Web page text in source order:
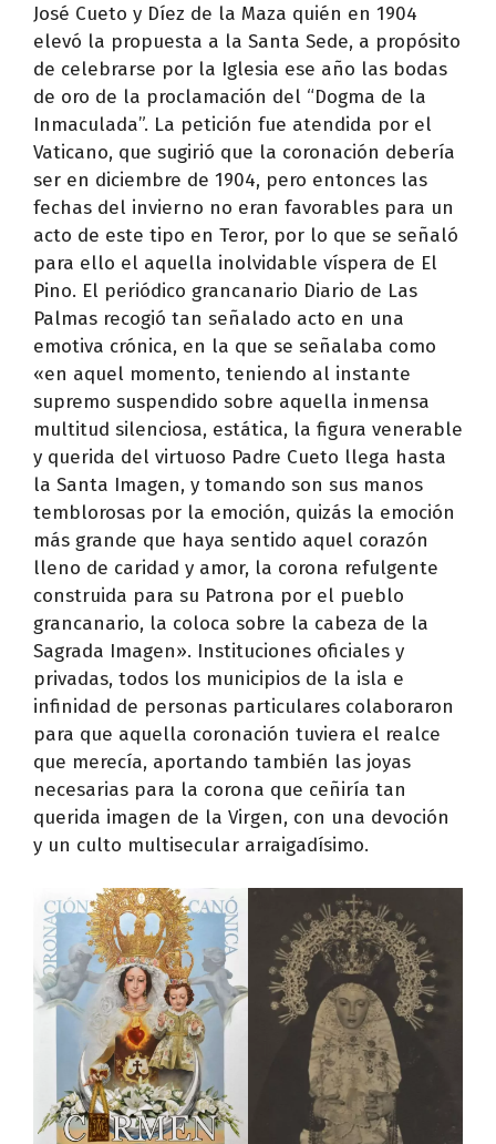
José Cueto y Díez de la Maza quién en 1904
elevó la propuesta a la Santa Sede, a propósito
de celebrarse por la Iglesia ese año las bodas
de oro de la proclamación del “Dogma de la
Inmaculada”. La petición fue atendida por el
Vaticano, que sugirió que la coronación debería
ser en diciembre de 1904, pero entonces las
fechas del invierno no eran favorables para un
acto de este tipo en Teror, por lo que se señaló
para ello el aquella inolvidable víspera de El
Pino. El periódico grancanario Diario de Las
Palmas recogió tan señalado acto en una
emotiva crónica, en la que se señalaba como
«en aquel momento, teniendo al instante
supremo suspendido sobre aquella inmensa
multitud silenciosa, estática, la figura venerable
y querida del virtuoso Padre Cueto llega hasta
la Santa Imagen, y tomando son sus manos
temblorosas por la emoción, quizás la emoción
más grande que haya sentido aquel corazón
lleno de caridad y amor, la corona refulgente
construida para su Patrona por el pueblo
grancanario, la coloca sobre la cabeza de la
Sagrada Imagen». Instituciones oficiales y
privadas, todos los municipios de la isla e
infinidad de personas particulares colaboraron
para que aquella coronación tuviera el realce
que merecía, aportando también las joyas
necesarias para la corona que ceñiría tan
querida imagen de la Virgen, con una devoción
y un culto multisecular arraigadísimo.